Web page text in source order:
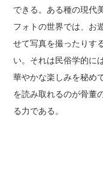
できる。ある種の現代
フォトの世界では、お
せて写真を撮ったりす
い。それは民俗学的に
華やかな楽しみを秘め
を読み取れるのが骨董
る力である。